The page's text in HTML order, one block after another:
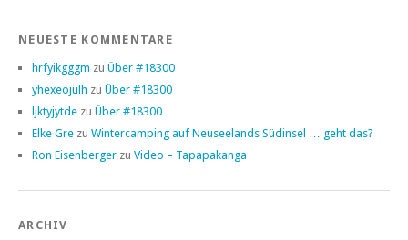
NEUESTE KOMMENTARE
hrfyikgggm zu Über #18300
yhexeojulh zu Über #18300
ljktyjytde zu Über #18300
Elke Gre zu Wintercamping auf Neuseelands Südinsel … geht das?
Ron Eisenberger zu Video – Tapapakanga
ARCHIV